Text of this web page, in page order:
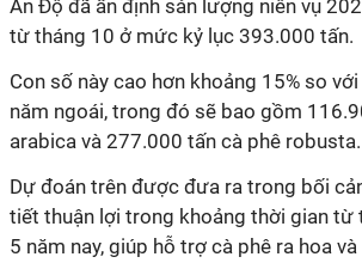
Ấn Độ đã ấn định sản lượng niên vụ
từ tháng 10 ở mức kỷ lục 393.000 tấn.
Con số này cao hơn khoảng 15% so
năm ngoái, trong đó sẽ bao gồm
arabica và 277.000 tấn cà phê robusta.
Dự đoán trên được đưa ra trong bối
tiết thuận lợi trong khoảng thời gian từ
5 năm nay, giúp hỗ trợ cà phê ra hoa